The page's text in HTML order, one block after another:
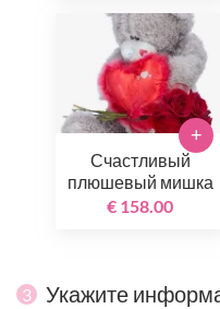
Счастливый
плюшевый мишка
€ 158.00
+
3 Укажите